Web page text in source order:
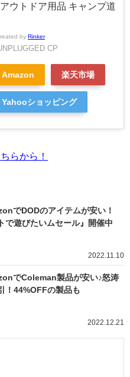
ウトドア用品 キャンプ道
by Rinker
CP
Amazon 楽天市場
Yahooショッピング
らから！
でDODのアイテムが安い！
で遊びたいムセール』開催中
2022.11.10
でColeman製品が安い♪怒涛
！44%OFFの製品も
2022.12.21